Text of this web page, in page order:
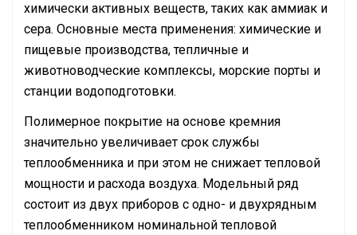
химически активных веществ, таких как аммиак и
сера. Основные места применения: химические и
пищевые производства, тепличные и
животноводческие комплексы, морские порты и
станции водоподготовки.
Полимерное покрытие на основе кремния
значительно увеличивает срок службы
теплообменника и при этом не снижает тепловой
мощности и расхода воздуха. Модельный ряд
состоит из двух приборов с одно- и двухрядным
теплообменником номинальной тепловой